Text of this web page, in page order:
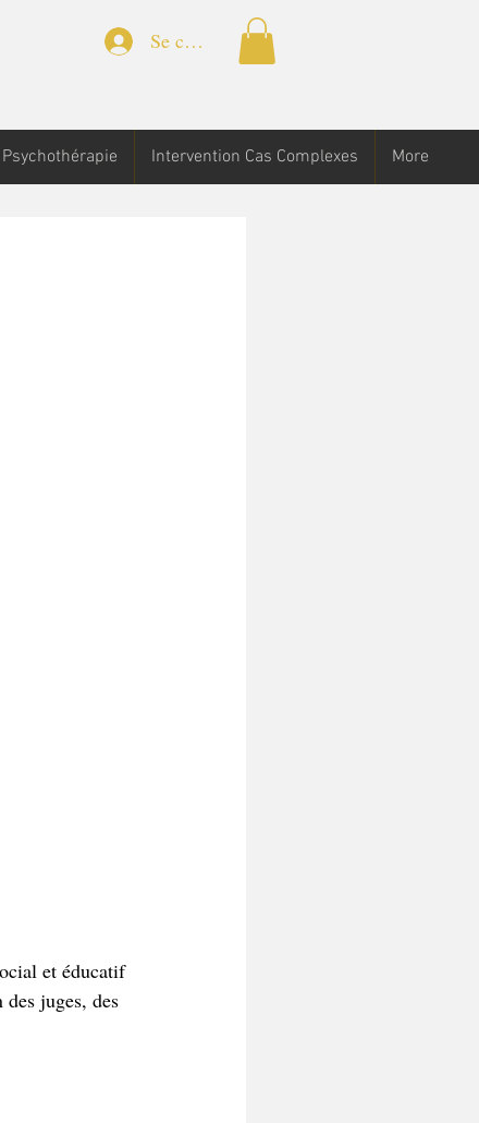
Se connecter
Intervention Cas Complexes More
et éducatif
des juges, des